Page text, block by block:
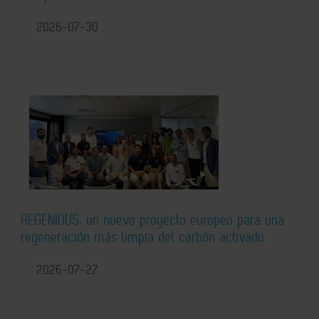
2026-07-30
REGENIOUS: un nuevo proyecto europeo para una
regeneración más limpia del carbón activado
2026-07-27